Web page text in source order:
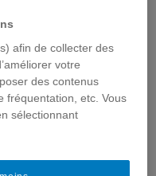
Mieux manger et
:La révolution
future pour une
attrayante. M.
perspective
à comprendre
les métiers des
nos activités
afin de collecter des
votre
des contenus
fréquentation, etc. Vous
sélectionnant